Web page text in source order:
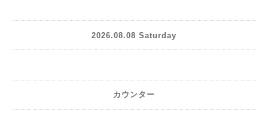
2026.08.08 Saturday
カウンター